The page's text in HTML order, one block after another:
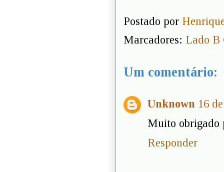
Postado por
Marcadores: Lado B
Um comentário:
Unknown 16
Muito obrigado
Responder